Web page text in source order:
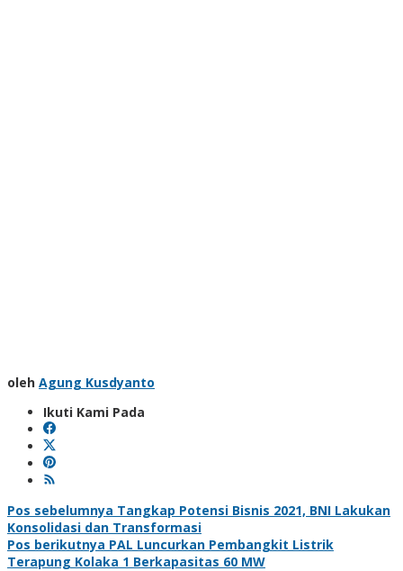
oleh Agung Kusdyanto
Ikuti Kami Pada
Navigasi
pos
Pos sebelumnya Tangkap Potensi Bisnis 2021, BNI Lakukan
Konsolidasi dan Transformasi
Pos berikutnya PAL Luncurkan Pembangkit Listrik
Terapung Kolaka 1 Berkapasitas 60 MW